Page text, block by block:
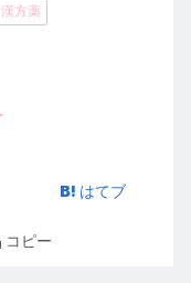
漢方薬
はてブ
コピー